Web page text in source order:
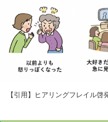
【引用】ヒアリングフレイル